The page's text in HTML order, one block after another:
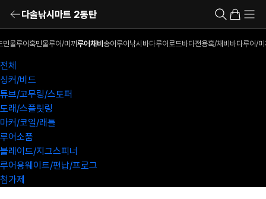
다솔낚시마트 2동탄
민물루어훅민물루어/미끼 루어채비 송어루어낚시 바다루어로드바다전용훅/채비 바다루어/
전체
싱커/비드
튜브/고무링/스토퍼
도래/스플릿링
마커/코일/래틀
루어소품
블레이드/지그스피너
루어용웨이트/편납/프로그
첨가제